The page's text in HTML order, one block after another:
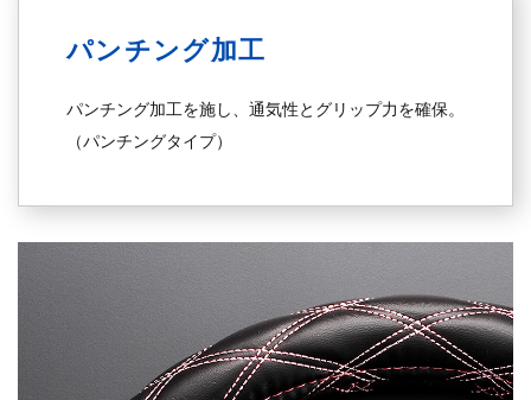
パンチング加工
パンチング加工を施し、通気性とグリップ力を確保。
（パンチングタイプ）